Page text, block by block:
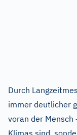
Durch
immer deutlicher
voran der Mensch
Klimas sind,